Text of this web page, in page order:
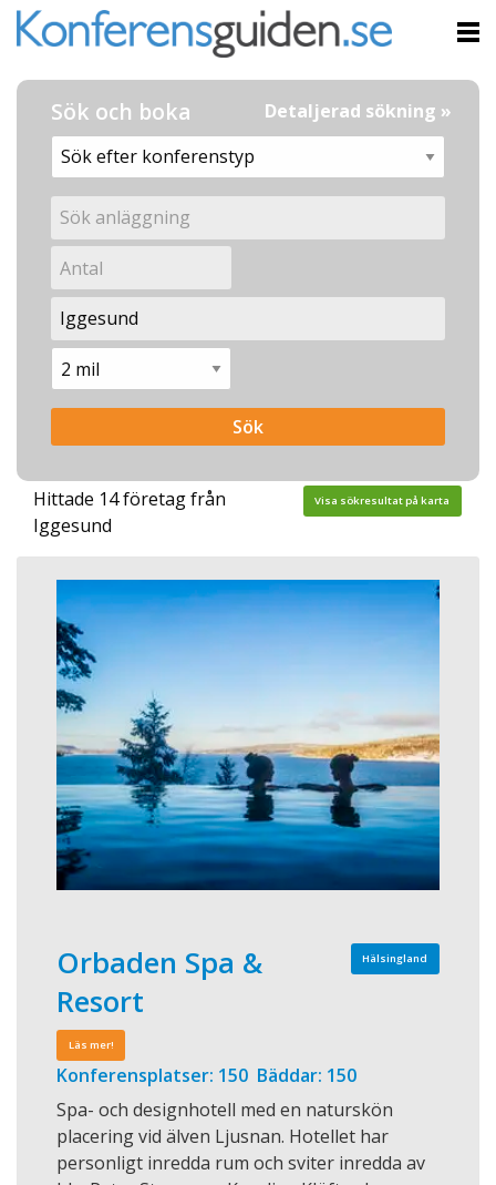
Sök och boka Detaljerad sökning »
Hittade 14 företag från
Iggesund
Visa sökresultat på karta
Hälsingland
Orbaden Spa &
Resort
Läs mer!
Konferensplatser: 150 Bäddar: 150
Spa- och designhotell med en naturskön
placering vid älven Ljusnan. Hotellet har
personligt inredda rum och sviter inredda av